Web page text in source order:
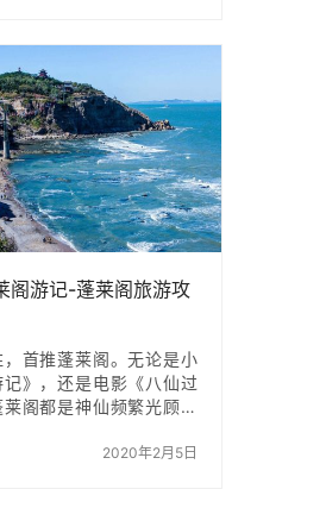
营还有本地种植的茭白
油的一片特别有特色等
，远离城市的喧嚣，适合
养性，漫步健身的好地
里玩最好是假日过去玩，
多人过去一般都是紧限
，其实这是最亏的，顶
汀溪顶村山顶洋，这里
阁游记-蓬莱阁旅游攻
首推蓬莱阁。无论是小
》，还是电影《八仙过
莱阁都是神仙频繁光顾的
使蓬莱阁声名在外：千
2020年2月5日